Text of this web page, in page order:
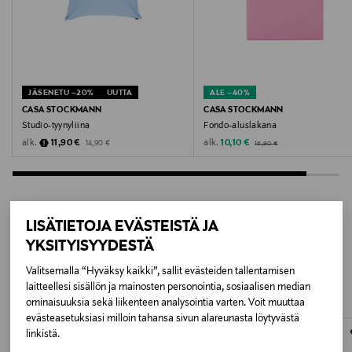
LISÄTIETOJA EVÄSTEISTÄ JA
YKSITYISYYDESTÄ
Valitsemalla “Hyväksy kaikki”, sallit evästeiden tallentamisen
laitteellesi sisällön ja mainosten personointia, sosiaalisen median
ominaisuuksia sekä liikenteen analysointia varten. Voit muuttaa
evästeasetuksiasi milloin tahansa sivun alareunasta löytyvästä
linkistä.
Valmistajan tuotenumero
2604 FONDO_CS
Valmistaja
Valmistajan osoite
PL 220, 00101, Helsinki, Finland
Digitaalinen osoite
JÄSENETU –20% UUTTA
CASA STOCKMANN
Studio-tyynyliina
alk.
Discounted Price
11,90 € Original Price
14,90 €
ALE –40%
CASA STOCKMANN
Fondo-aluslakana
alk. Discounted Price
10,10 € Original Price
16,90 €
LISÄÄ KIINNOSTAVIA
TUOTTEITA